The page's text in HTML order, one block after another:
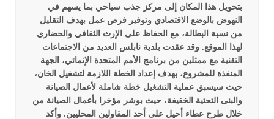
بتحويل هذا المكان إلى مركز جذب سياحي بما يسهم في
النهوض بالوضع الاقتصادي وتوفير فرص عمل بهدف التقليل
من نسبة البطالة، مع الحفاظ على الإرث الثقافي والحضاري
لهذا الموقع. وقد عقدت بلدية نابلس العديد من الاجتماعات
التقنية مع ممثلين من برنامج الأمم المتحدة الإنمائي، الجهة
المنفذة للمشروع، بهدف إعداد الخطة اللازمة لتشغيل الخان،
حيث سيسبق عملية التشغيل خطة شاملة لأعمال الصيانة
والبنى التحتية الخفيفة، حيث بوشر مؤخرا بأعمال الصيانة من
خلال طرح عطاء أحيل على أحد المقاولين المحليين. وأكد